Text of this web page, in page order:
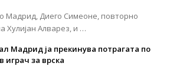
Мадрид, Диего Симеоне, повторно
Хулијан Алварез, и …
Мадрид ја прекинува потрагата по
играч за врска